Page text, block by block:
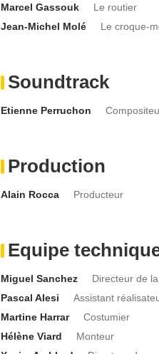
Marcel Gassouk
Le routier
Jean-Michel Molé
Le croque-
Soundtrack
Etienne Perruchon
Production
Alain Rocca Producteur
Equipe
Miguel Sanchez
Directeur de
Pascal Alesi
Assistant
Martine Harrar
Costumier
Hélène Viard
Monteur